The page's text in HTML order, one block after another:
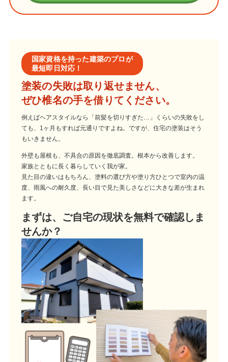
国家資格を持った建築のプロが
最短即日対応！
塗装の失敗は取り返せません、
ぜひ椎名の手を借りてください。
例えばヘアスタイルなら「前髪を切りすぎた…」くらいの失敗をし
ても、1ヶ月もすれば元通りですよね。ですが、住宅の塗装はそう
もいきません。
外壁も屋根も、不具合の原因を徹底調査。根本から改善します。
家族とともに長く暮らしていく我が家。
見た目の違いはもちろん、塗料の選び方や塗り方ひとつで室内の温
度、雨風への耐久度、長い目で見た美しさなどに大きな差が生まれ
ます。
まずは、ご自宅の現状を無料で確認しま
せんか？